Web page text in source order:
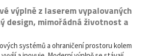
výplně z laserem vypalovaných
design, mimořádná životnost a
systémů a ohraničení prostoru kolem